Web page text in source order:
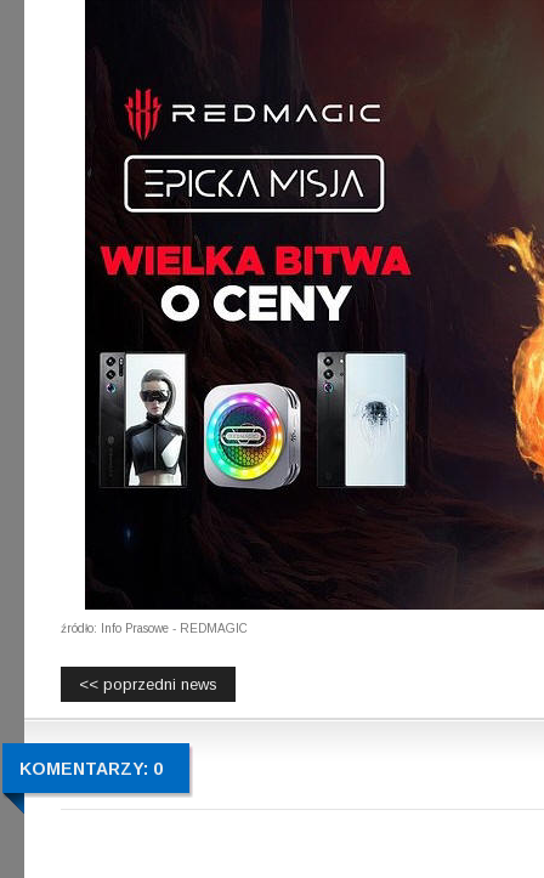
źródło: Info Prasowe - REDMAGIC
<< poprzedni news
KOMENTARZY: 0